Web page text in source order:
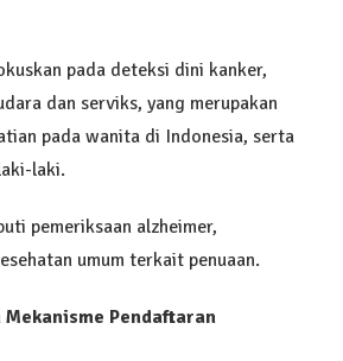
pada deteksi dini kanker,
dan serviks, yang merupakan
pada wanita di Indonesia, serta
laki.
pemeriksaan alzheimer,
umum terkait penuaan.
Pendaftaran